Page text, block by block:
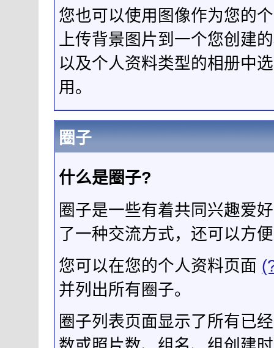
您也可以使用图像作为您的
上传背景图片到一个您创建
以及个人资料类型的相册中
用。
圈子
什么是圈子?
圈子是一些有着共同兴趣爱
了一种交流方式，还可以方
您可以在您的个人资料页面
并列出所有圈子。
圈子列表页面显示了所有已